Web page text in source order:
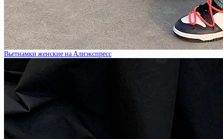
Вьетнамки женские на Алиэкспресс